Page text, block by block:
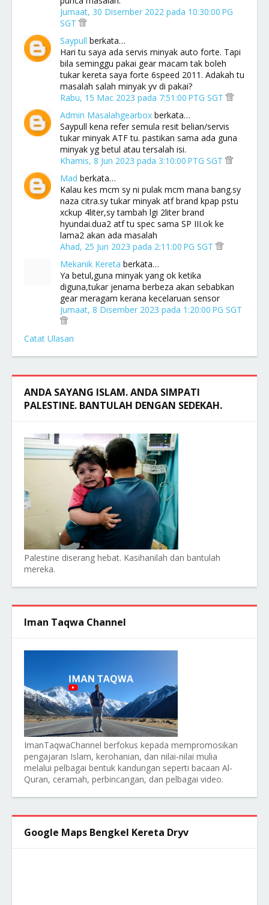
Jumaat, 30 Disember 2022 pada 10:30:00 PG
SGT
Saypull berkata…
Hari tu saya ada servis minyak auto forte. Tapi
bila seminggu pakai gear macam tak boleh
tukar kereta saya forte 6speed 2011. Adakah tu
masalah salah minyak yv di pakai?
Rabu, 15 Mac 2023 pada 7:51:00 PTG SGT
Admin Masalahgearbox berkata…
Saypull kena refer semula resit belian/servis
tukar minyak ATF tu. pastikan sama ada guna
minyak yg betul atau tersalah isi.
Khamis, 8 Jun 2023 pada 3:10:00 PTG SGT
Mad berkata…
Kalau kes mcm sy ni pulak mcm mana bang.sy
naza citra.sy tukar minyak atf brand kpap pstu
xckup 4liter,sy tambah lgi 2liter brand
hyundai.dua2 atf tu spec sama SP III.ok ke
lama2 akan ada masalah
Ahad, 25 Jun 2023 pada 2:11:00 PG SGT
Mekanik Kereta berkata…
Ya betul,guna minyak yang ok ketika
diguna,tukar jenama berbeza akan sebabkan
gear meragam kerana kecelaruan sensor
Jumaat, 8 Disember 2023 pada 1:20:00 PG SGT
Catat Ulasan
ANDA SAYANG ISLAM. ANDA SIMPATI
PALESTINE. BANTULAH DENGAN SEDEKAH.
Palestine diserang hebat. Kasihanilah dan bantulah
mereka.
Iman Taqwa Channel
ImanTaqwaChannel berfokus kepada mempromosikan
pengajaran Islam, kerohanian, dan nilai-nilai mulia
melalui pelbagai bentuk kandungan seperti bacaan Al-
Quran, ceramah, perbincangan, dan pelbagai video.
Google Maps Bengkel Kereta Dryv